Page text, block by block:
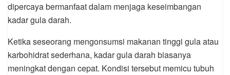
dipercaya bermanfaat dalam menjaga keseimbangan
kadar gula darah.
Ketika seseorang mengonsumsi makanan tinggi gula atau
karbohidrat sederhana, kadar gula darah biasanya
meningkat dengan cepat. Kondisi tersebut memicu tubuh